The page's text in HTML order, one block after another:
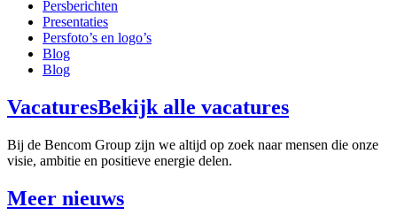
Persberichten
Presentaties
Persfoto’s en logo’s
Blog
Blog
VacaturesBekijk alle vacatures
Bij de Bencom Group zijn we altijd op zoek naar mensen die onze
visie, ambitie en positieve energie delen.
Meer nieuws